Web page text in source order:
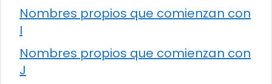
Nombres propios que comienzan con
I
Nombres propios que comienzan con
J